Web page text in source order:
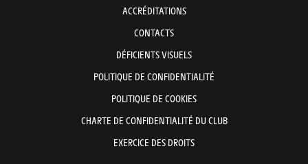
ACCRÉDITATIONS
CONTACTS
DÉFICIENTS VISUELS
POLITIQUE DE CONFIDENTIALITÉ
POLITIQUE DE COOKIES
CHARTE DE CONFIDENTIALITÉ DU CLUB
EXERCICE DES DROITS